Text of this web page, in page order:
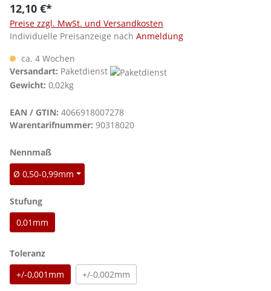
12,10 €*
Preise zzgl. MwSt. und Versandkosten
Individuelle Preisanzeige nach Anmeldung
ca. 4 Wochen
Versandart: Paketdienst
Gewicht: 0,02kg
EAN / GTIN: 4066918007278
Warentarifnummer: 90318020
Nennmaßauswählen
Ø 0,50-0,99mm
Stufungauswählen
0,01mm
Toleranzauswählen
+/-0,001mm
+/-0,002mm